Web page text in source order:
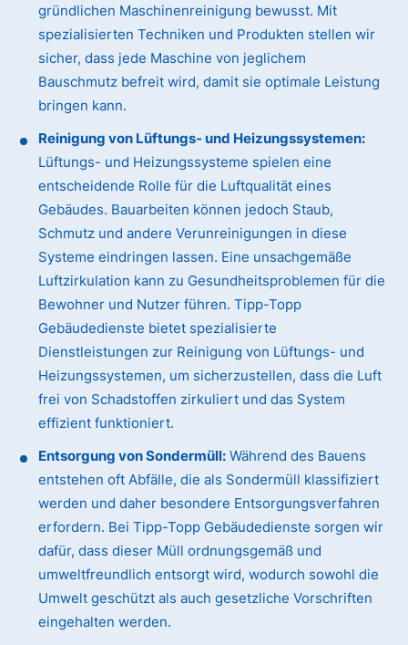
gründlichen Maschinenreinigung bewusst. Mit
spezialisierten Techniken und Produkten stellen wir
sicher, dass jede Maschine von jeglichem
Bauschmutz befreit wird, damit sie optimale Leistung
bringen kann.
Reinigung von Lüftungs- und Heizungssystemen:
Lüftungs- und Heizungssysteme spielen eine
entscheidende Rolle für die Luftqualität eines
Gebäudes. Bauarbeiten können jedoch Staub,
Schmutz und andere Verunreinigungen in diese
Systeme eindringen lassen. Eine unsachgemäße
Luftzirkulation kann zu Gesundheitsproblemen für die
Bewohner und Nutzer führen. Tipp-Topp
Gebäudedienste bietet spezialisierte
Dienstleistungen zur Reinigung von Lüftungs- und
Heizungssystemen, um sicherzustellen, dass die Luft
frei von Schadstoffen zirkuliert und das System
effizient funktioniert.
Entsorgung von Sondermüll: Während des Bauens
entstehen oft Abfälle, die als Sondermüll klassifiziert
werden und daher besondere Entsorgungsverfahren
erfordern. Bei Tipp-Topp Gebäudedienste sorgen wir
dafür, dass dieser Müll ordnungsgemäß und
umweltfreundlich entsorgt wird, wodurch sowohl die
Umwelt geschützt als auch gesetzliche Vorschriften
eingehalten werden.